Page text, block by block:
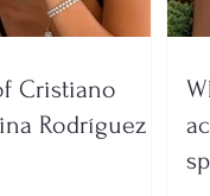
Cristiano
Rodríguez